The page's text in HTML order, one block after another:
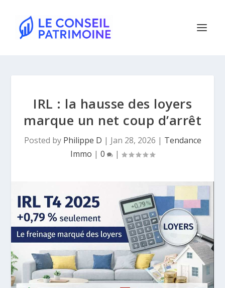
IRL : la hausse des loyers
marque un net coup d’arrêt
Posted by Philippe D | Jan 28, 2026 | Tendance
Immo | 0 |